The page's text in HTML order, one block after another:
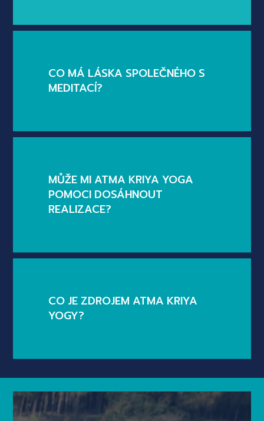
CO MÁ LÁSKA SPOLEČNÉHO S
MEDITACÍ?
MŮŽE MI ATMA KRIYA YOGA
POMOCI DOSÁHNOUT
REALIZACE?
CO JE ZDROJEM ATMA KRIYA
YOGY?